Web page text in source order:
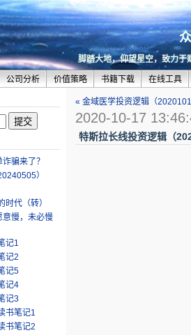
脚踏大地，仰望星空，致力于
公司分析 价值策略 书籍下载 在线工具
骗来了？
）
时代（转）
意慢，未必慢
记1
记2
记5
记4
记3
书笔记1
书笔记2
« 金域医学投资逻辑（
2020-10-17
特斯拉长线投资逻辑（